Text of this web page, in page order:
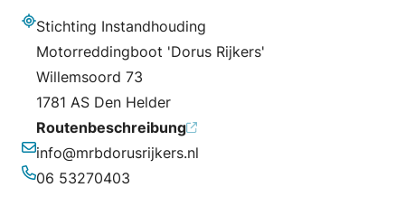
Stichting Instandhouding
Motorreddingboot 'Dorus Rijkers'
Willemsoord 73
1781 AS Den Helder
Routenbeschreibung
E-Mail-Adresse
info@mrbdorusrijkers.nl
06 53270403